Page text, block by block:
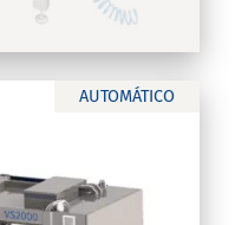
AUTOMÁTICO